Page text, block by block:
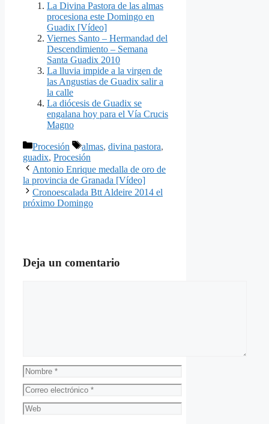
La Divina Pastora de las almas
procesiona este Domingo en
Guadix [Vídeo]
Viernes Santo – Hermandad del
Descendimiento – Semana
Santa Guadix 2010
La lluvia impide a la virgen de
las Angustias de Guadix salir a
la calle
La diócesis de Guadix se
engalana hoy para el Vía Crucis
Magno
Categorías
Procesión Etiquetas
almas, divina pastora,
guadix, Procesión
Antonio Enrique medalla de oro de
la provincia de Granada [Vídeo]
Cronoescalada Btt Aldeire 2014 el
próximo Domingo
Deja un comentario
Nombre
Correo
electrónico
Web